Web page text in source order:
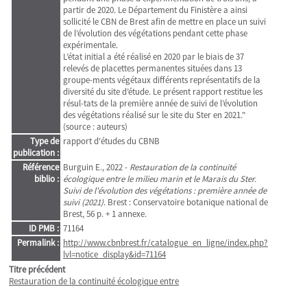
partir de 2020. Le Département du Finistère a ainsi
sollicité le CBN de Brest afin de mettre en place un suivi
de l’évolution des végétations pendant cette phase
expérimentale.
L’état initial a été réalisé en 2020 par le biais de 37
relevés de placettes permanentes situées dans 13
groupe-ments végétaux différents représentatifs de la
diversité du site d’étude. Le présent rapport restitue les
résul-tats de la première année de suivi de l’évolution
des végétations réalisé sur le site du Ster en 2021."
(source : auteurs)
Type de
publication :
rapport d'études du CBNB
Référence
biblio :
Burguin E., 2022 - Restauration de la continuité
écologique entre le milieu marin et le Marais du Ster.
Suivi de l'évolution des végétations : première année de
suivi (2021). Brest : Conservatoire botanique national de
Brest, 56 p. + 1 annexe.
ID PMB : 71164
Permalink : http://www.cbnbrest.fr/catalogue_en_ligne/index.php?
lvl=notice_display&id=71164
Titre précédent
Restauration de la continuité écologique entre